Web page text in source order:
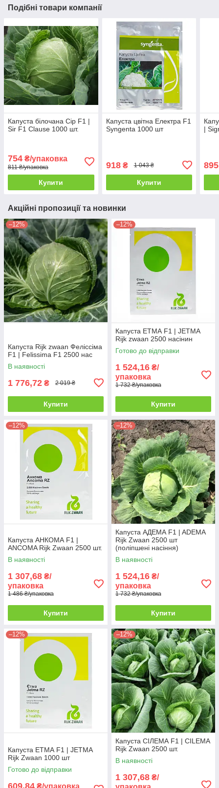
Подібні товари компанії
Капуста білочана Сір F1 |
Sir F1 Clause 1000 шт.
754 ₴/упаковка
811 ₴/упаковка
Купити
Капуста цвітна Електра F1
Syngenta 1000 шт
918₴ 1 043 ₴
Купити
|
895
Акційні пропозиції та новинки
–12%
Капуста Rijk zwaan Феліссіма
F1 | Felissima F1 2500 нас
В наявності
1 776,72 ₴ 2 019 ₴
Купити
–12%
Капуста ЕТМА F1 | JETMA
Rijk zwaan 2500 насінин
Готово до відправки
1 524,16 ₴/
упаковка
1 732 ₴/упаковка
Купити
–12%
Капуста АНКОМА F1 |
ANCOMA Rijk Zwaan 2500 шт.
В наявності
1 307,68 ₴/
упаковка
1 486 ₴/упаковка
Купити
–12%
Капуста АДЕМА F1 | ADEMA
Rijk Zwaan 2500 шт
(поліпшені насіння)
В наявності
1 524,16 ₴/
упаковка
1 732 ₴/упаковка
Купити
–12%
Капуста ЕТМА F1 | JETMA
Rijk Zwaan 1000 шт
Готово до відправки
609,84 ₴/упаковка
–12%
Капуста СІЛЕМА F1 | CILEMA
Rijk Zwaan 2500 шт.
В наявності
1 307,68 ₴/